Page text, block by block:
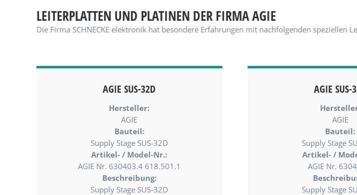
LEITERPLATTEN UND PLATINEN DER FIRMA AGIE
Die Firma SCHNECKE elektronik hat besondere Erfahrungen mit nachfolgenden speziellen
AGIE SUS-32D
Hersteller:
AGIE
Bauteil:
Supply Stage SUS-32D
Artikel- / Model-Nr.:
AGIE Nr. 630403.4 618.501.1
Beschreibung:
Supply Stage SUS-32D
AGIE SUS-
AGIE
Bauteil:
Supply Stage
Artikel- /
AGIE Nr.
Supply Stage